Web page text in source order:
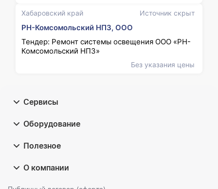
Хабаровский край Источник скрыт
РН-Комсомольский НПЗ, ООО
Тендер: Ремонт системы освещения ООО «РН-
Комсомольский НПЗ»
Без указания цены
Сервисы
Оборудование
Полезное
О компании